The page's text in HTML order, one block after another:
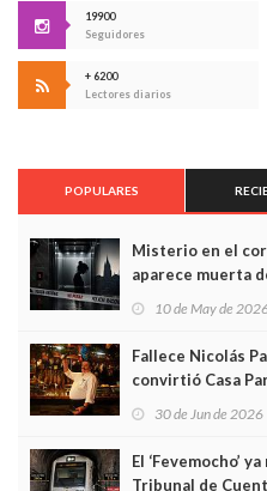
19900
Seguidores
+ 6200
Lectores diarios
POPULARES
Misterio en el
aparece muerta
edificio y las
10 de May de
Fallece Nicolás
convirtió Casa
Asturias en Madrid
30 de Jun de 2026
El ‘Fevemocho’
Tribunal de